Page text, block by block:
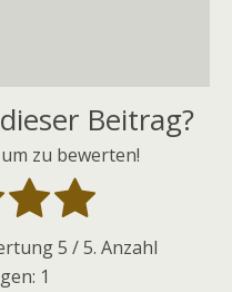
Beitrag?
zu bewerten!
5 / 5. Anzahl
1